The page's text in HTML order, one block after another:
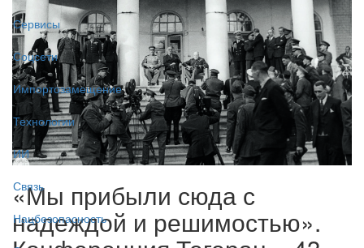
Сервисы
Соцсети
Импортозамещение
Технологии
ИИ
Связь
Нацбезопасность
«Мы прибыли сюда с
надеждой и решимостью».